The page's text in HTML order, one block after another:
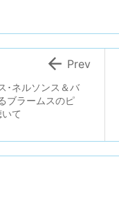
･ネルソンス＆バ
ブラームスのピ
て
 Prev